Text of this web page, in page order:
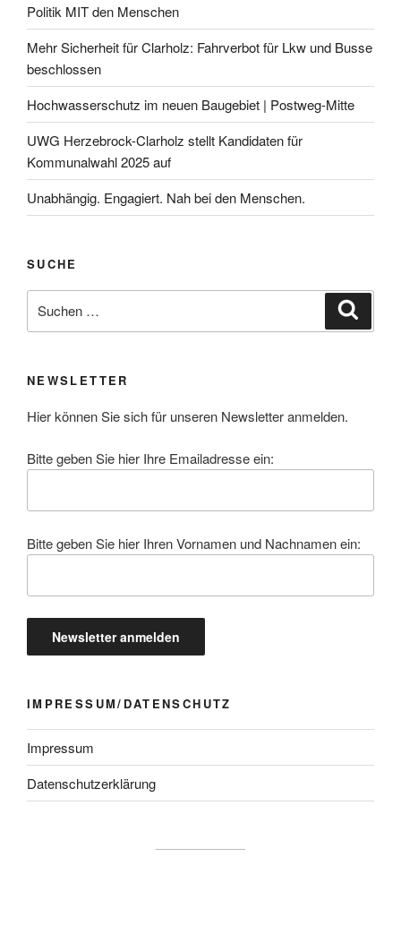
Politik MIT den Menschen
Mehr Sicherheit für Clarholz: Fahrverbot für Lkw und Busse
beschlossen
Hochwasserschutz im neuen Baugebiet | Postweg-Mitte
UWG Herzebrock-Clarholz stellt Kandidaten für
Kommunalwahl 2025 auf
Unabhängig. Engagiert. Nah bei den Menschen.
SUCHE
nach:
NEWSLETTER
Hier können Sie sich für unseren Newsletter anmelden.
Bitte geben Sie hier Ihre Emailadresse ein:
Bitte geben Sie hier Ihren Vornamen und Nachnamen ein:
IMPRESSUM/DATENSCHUTZ
Impressum
Datenschutzerklärung